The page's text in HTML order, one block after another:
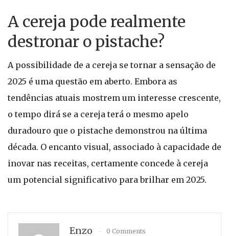
A cereja pode realmente
destronar o pistache?
A possibilidade de a cereja se tornar a sensação de
2025 é uma questão em aberto. Embora as
tendências atuais mostrem um interesse crescente,
o tempo dirá se a cereja terá o mesmo apelo
duradouro que o pistache demonstrou na última
década. O encanto visual, associado à capacidade de
inovar nas receitas, certamente concede à cereja
um potencial significativo para brilhar em 2025.
Enzo 0 Comments